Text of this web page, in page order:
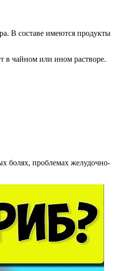
В составе имеются продукты
в чайном или ином растворе.
болях, проблемах желудочно-